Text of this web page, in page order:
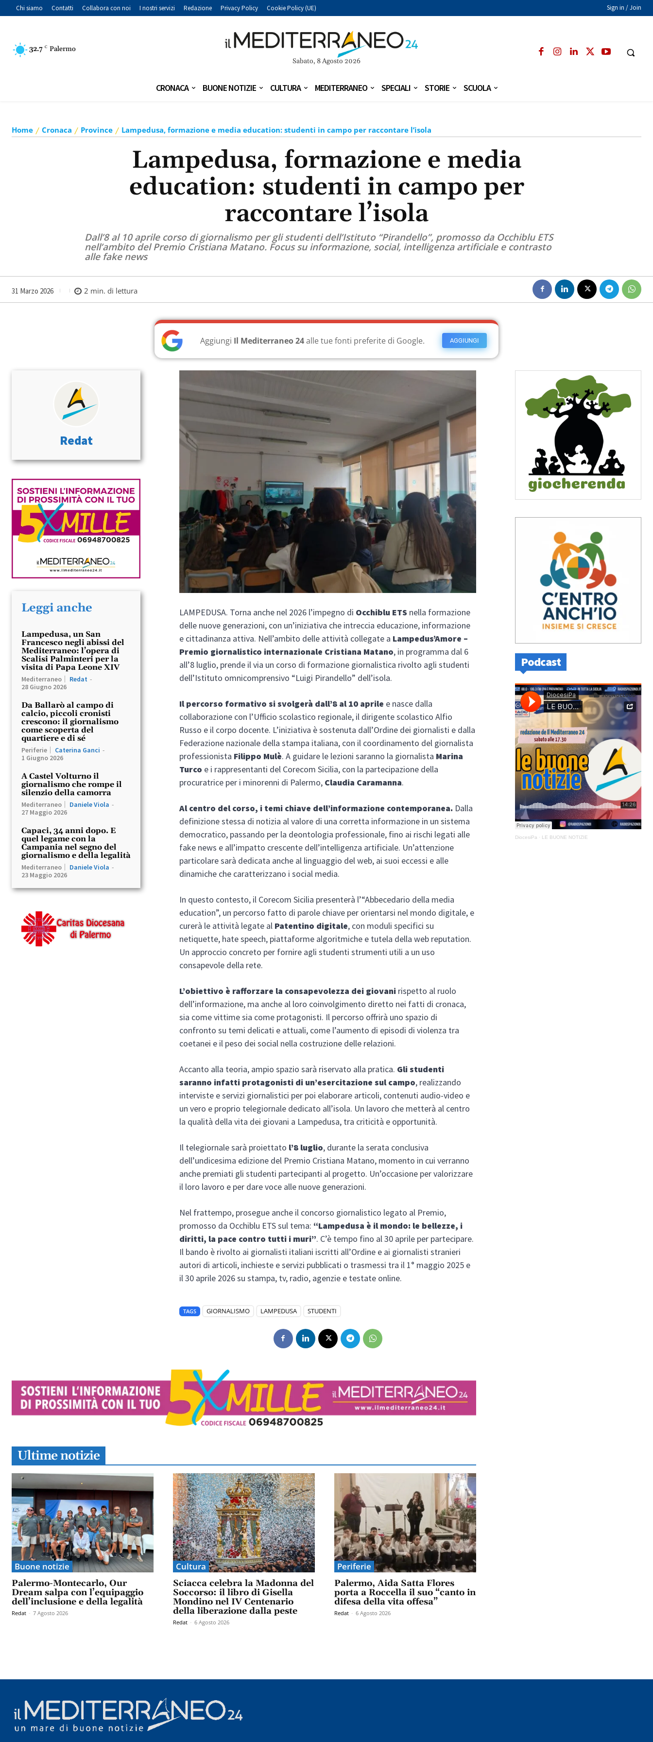
Chi siamo Contatti Collabora con noi I nostri servizi Redazione Privacy Policy Cookie Policy (UE) Sign in / Join
32.7 C Palermo
Sabato, 8 Agosto 2026
CRONACA BUONE NOTIZIE CULTURA MEDITERRANEO SPECIALI STORIE SCUOLA
Home Cronaca Province Lampedusa, formazione e media education: studenti in campo per raccontare l’isola
Lampedusa, formazione e media
education: studenti in campo per
raccontare l’isola
Dall’8 al 10 aprile corso di giornalismo per gli studenti dell’Istituto “Pirandello”, promosso da Occhiblu ETS
nell’ambito del Premio Cristiana Matano. Focus su informazione, social, intelligenza artificiale e contrasto
alle fake news
31 Marzo 2026 2 min. di lettura
AGGIUNGI
Aggiungi Il Mediterraneo 24alle tue fonti preferite di Google.
Redat
Leggi anche
Lampedusa, un San
Francesco negli abissi del
Mediterraneo: l’opera di
Scalisi Palminteri per la
visita di Papa Leone XIV
Mediterraneo Redat -
28 Giugno 2026
Da Ballarò al campo di
calcio, piccoli cronisti
crescono: il giornalismo
come scoperta del
quartiere e di sé
Periferie Caterina Ganci -
1 Giugno 2026
A Castel Volturno il
giornalismo che rompe il
silenzio della camorra
Mediterraneo Daniele Viola -
27 Maggio 2026
Capaci, 34 anni dopo. E
quel legame con la
Campania nel segno del
giornalismo e della legalità
Mediterraneo Daniele Viola -
23 Maggio 2026
LAMPEDUSA. Torna anche nel 2026 l’impegno di Occhiblu ETS nella formazione
delle nuove generazioni, con un’iniziativa che intreccia educazione, informazione
e cittadinanza attiva. Nell’ambito delle attività collegate a Lampedus’Amore –
Premio giornalistico internazionale Cristiana Matano, in programma dal 6
all’8 luglio, prende il via un corso di formazione giornalistica rivolto agli studenti
dell’Istituto omnicomprensivo “Luigi Pirandello” dell’isola.
Il percorso formativo si svolgerà dall’8 al 10 aprile e nasce dalla
collaborazione con l’Ufficio scolastico regionale, il dirigente scolastico Alfio
Russo e il corpo docente. L’iniziativa è sostenuta dall’Ordine dei giornalisti e dalla
Federazione nazionale della stampa italiana, con il coordinamento del giornalista
professionista Filippo Mulè. A guidare le lezioni saranno la giornalista Marina
Turco e i rappresentanti del Corecom Sicilia, con la partecipazione della
procuratrice per i minorenni di Palermo, Claudia Caramanna.
Al centro del corso, i temi chiave dell’informazione contemporanea. Dalla
definizione stessa di notizia al valore di una corretta informazione in un sistema
democratico, passando per la deontologia professionale, fino ai rischi legati alle
fake news e all’impatto crescente dell’intelligenza artificiale. Un’attenzione
particolare sarà dedicata anche al linguaggio del web, ai suoi eccessi e alle
dinamiche che caratterizzano i social media.
In questo contesto, il Corecom Sicilia presenterà l’“Abbecedario della media
education”, un percorso fatto di parole chiave per orientarsi nel mondo digitale, e
curerà le attività legate al Patentino digitale, con moduli specifici su
netiquette, hate speech, piattaforme algoritmiche e tutela della web reputation.
Un approccio concreto per fornire agli studenti strumenti utili a un uso
consapevole della rete.
L’obiettivo è rafforzare la consapevolezza dei giovani rispetto al ruolo
dell’informazione, ma anche al loro coinvolgimento diretto nei fatti di cronaca,
sia come vittime sia come protagonisti. Il percorso offrirà uno spazio di
confronto su temi delicati e attuali, come l’aumento di episodi di violenza tra
coetanei e il peso dei social nella costruzione delle relazioni.
Accanto alla teoria, ampio spazio sarà riservato alla pratica. Gli studenti
saranno infatti protagonisti di un’esercitazione sul campo, realizzando
interviste e servizi giornalistici per poi elaborare articoli, contenuti audio-video e
un vero e proprio telegiornale dedicato all’isola. Un lavoro che metterà al centro
la qualità della vita dei giovani a Lampedusa, tra criticità e opportunità.
Il telegiornale sarà proiettato l’8 luglio, durante la serata conclusiva
dell’undicesima edizione del Premio Cristiana Matano, momento in cui verranno
anche premiati gli studenti partecipanti al progetto. Un’occasione per valorizzare
il loro lavoro e per dare voce alle nuove generazioni.
Nel frattempo, prosegue anche il concorso giornalistico legato al Premio,
promosso da Occhiblu ETS sul tema: “Lampedusa è il mondo: le bellezze, i
diritti, la pace contro tutti i muri”. C’è tempo fino al 30 aprile per partecipare.
Il bando è rivolto ai giornalisti italiani iscritti all’Ordine e ai giornalisti stranieri
autori di articoli, inchieste e servizi pubblicati o trasmessi tra il 1° maggio 2025 e
il 30 aprile 2026 su stampa, tv, radio, agenzie e testate online.
TAGS GIORNALISMO LAMPEDUSA STUDENTI
Ultime notizie
Buone notizie
Palermo-Montecarlo, Our
Dream salpa con l’equipaggio
dell’inclusione e della legalità
Redat - 7 Agosto 2026
Cultura
Sciacca celebra la Madonna del
Soccorso: il libro di Gisella
Mondino nel IV Centenario
della liberazione dalla peste
Redat - 6 Agosto 2026
Periferie
Palermo, Aida Satta Flores
porta a Roccella il suo “canto in
difesa della vita offesa”
Redat - 6 Agosto 2026
Podcast
DiocesiPa · LE BUONE NOTIZIE